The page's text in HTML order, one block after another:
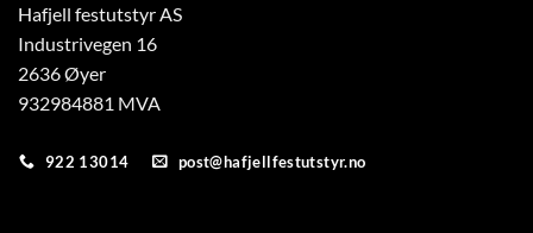
Hafjell festutstyr AS
Industrivegen 16
2636 Øyer
932984881 MVA
922 13014 post@hafjellfestutstyr.no